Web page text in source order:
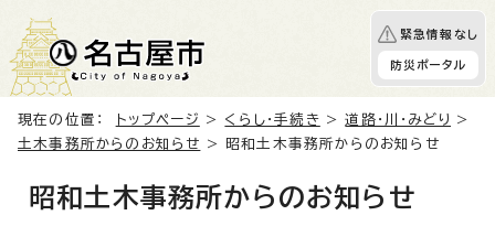
緊急情報なし
防災ポータル
現在の位置： トップページ > くらし・手続き >道路・川・みどり
>
土木事務所からのお知らせ
> 昭和土木事務所からのお知らせ
昭和土木事務所からのお知らせ